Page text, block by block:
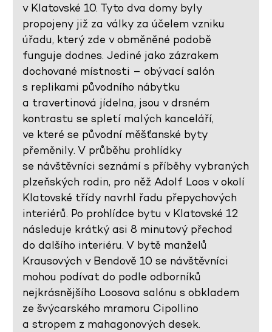
v Klatovské 10. Tyto dva domy byly
propojeny již za války za účelem vzniku
úřadu, který zde v obměněné podobě
funguje dodnes. Jediné jako zázrakem
dochované místnosti – obývací salón
s replikami původního nábytku
a travertinová jídelna, jsou v drsném
kontrastu se spletí malých kanceláří,
ve které se původní měšťanské byty
přeměnily. V průběhu prohlídky
se návštěvníci seznámí s příběhy vybraných
plzeňských rodin, pro něž Adolf Loos v okolí
Klatovské třídy navrhl řadu přepychových
interiérů. Po prohlídce bytu v Klatovské 12
následuje krátký asi 8 minutový přechod
do dalšího interiéru. V bytě manželů
Krausových v Bendově 10 se návštěvníci
mohou podívat do podle odborníků
nejkrásnějšího Loosova salónu s obkladem
ze švýcarského mramoru Cipollino
a stropem z mahagonových desek.